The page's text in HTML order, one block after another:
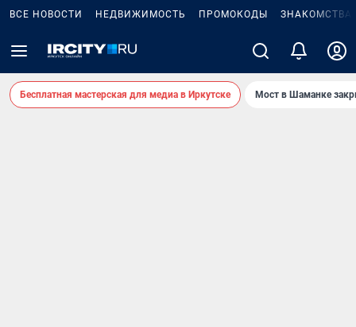
ВСЕ НОВОСТИ НЕДВИЖИМОСТЬ ПРОМОКОДЫ ЗНАКОМСТВА
Бесплатная мастерская для медиа в Иркутске Мост в Шаманке